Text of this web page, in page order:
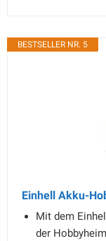
BESTSELLER NR. 5
Einhell Akku-
Mit dem
der